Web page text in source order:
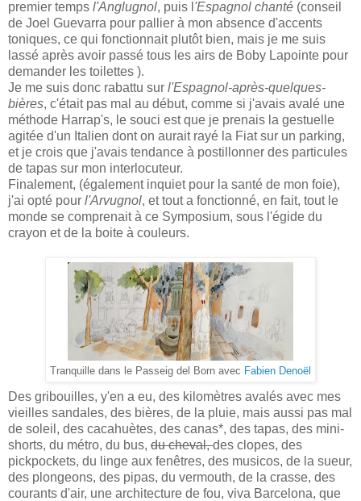
premier temps l'Anglugnol, puis l 'Espagnol chanté (conseil
de Joel Guevarra pour pallier à mon absence d'accents
toniques, ce qui fonctionnait plutôt bien, mais je me suis
lassé après avoir passé tous les airs de Boby Lapointe pour
demander les toilettes ).
Je me suis donc rabattu sur l'Espagnol-après-quelques-
bières, c'était pas mal au début, comme si j'avais avalé une
méthode Harrap's, le souci est que je prenais la gestuelle
agitée d'un Italien dont on aurait rayé la Fiat sur un parking,
et je crois que j'avais tendance à postillonner des particules
de tapas sur mon interlocuteur.
Finalement, (également inquiet pour la santé de mon foie),
j'ai opté pour l'Arvugnol, et tout a fonctionné, en fait, tout le
monde se comprenait à ce Symposium, sous l'égide du
crayon et de la boite à couleurs.
Tranquille dans le Passeig del Born avec Fabien Denoël
Des gribouilles, y'en a eu, des kilomètres avalés avec mes
vieilles sandales, des bières, de la pluie, mais aussi pas mal
de soleil, des cacahuètes, des canas*, des tapas, des mini-
shorts, du métro, du bus, du cheval,des clopes, des
pickpockets, du linge aux fenêtres, des musicos, de la sueur,
des plongeons, des pipas, du vermouth, de la crasse, des
courants d'air, une architecture de fou, viva Barcelona, que